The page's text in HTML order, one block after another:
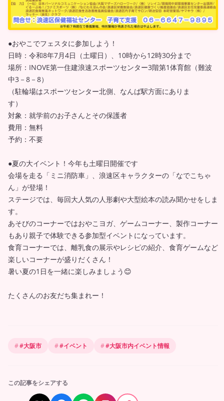
●おやこでフェスタに参加しよう！
日時：令和8年7月4日（土曜日）、10時から12時30分まで
場所：INOVE第一住建浪速スポーツセンター3階第1体育館（難波
中3－8－8）
（駐輪場はスポーツセンター北側、なんば駅方面にありま
す）
対象：就学前のお子さんとその保護者
費用：無料
予約：不要
●夏の大イベント！今年も土曜日開催です
会場を走る「ミニ消防車」、浪速区キャラクターの「なでこちゃ
ん」が登場！
ステージでは、毎回大人気の人形劇や大型絵本の読み聞かせをしま
す。
あそびのコーナーではおやこヨガ、ゲームコーナー、製作コーナー
もあり親子で体験できる参加型イベントになっています。
食育コーナーでは、離乳食の展示やレシピの紹介、食育ゲームなど
楽しいコーナーが盛りだくさん！
暑い夏の1日を一緒に楽しみましょう😊
たくさんのお友だち集まれー！
#大阪市 #イベント #大阪市内イベント情報
この記事をシェアする